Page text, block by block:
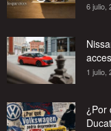
6 julio,
1 julio,
¿Por